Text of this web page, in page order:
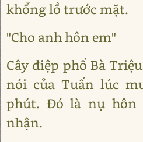
khổng lồ trước mặt.
"Cho anh hôn em"
Cây điệp phố Bà
nói của Tuấn lúc
phút. Đó là nụ hôn
nhận.